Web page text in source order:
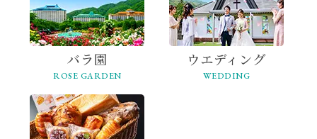
バラ園
ROSE GARDEN
ウエディング
WEDDING